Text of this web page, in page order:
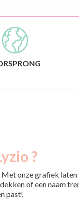
?
onze grafiek
of een naam
past!